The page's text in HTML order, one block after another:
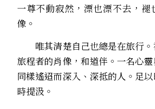
一尊不動寂然，漂也漂不去，褪
像。
唯其清楚自己也總是在旅行。
旅程者的肖像，和道伴。一名心
同樣遙迢而深入、深抵的人。足
時提汲。